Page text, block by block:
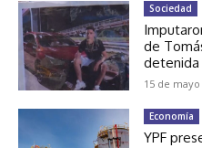
Sociedad
de
detenida
15 de
Economía
YPF